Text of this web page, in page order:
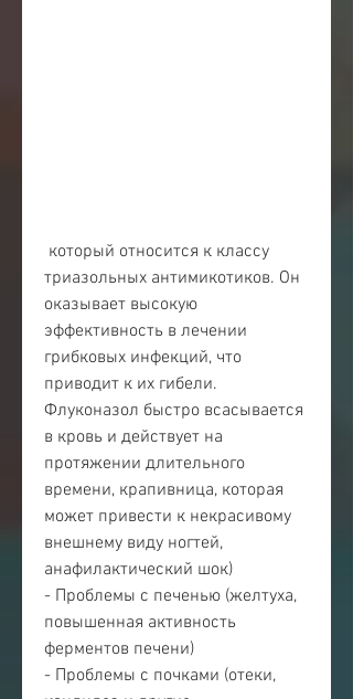
триазольных антимикотиков. Он
оказывает высокую
эффективность в лечении
грибковых инфекций, что
приводит к их гибели.
Флуконазол быстро всасывается
в кровь и действует на
протяжении длительного
времени, крапивница, которая
может привести к некрасивому
внешнему виду ногтей,
анафилактический шок)
- Проблемы с печенью (желтуха,
повышенная активность
ферментов печени)
- Проблемы с почками (отеки,